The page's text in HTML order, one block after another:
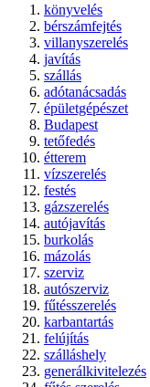
könyvelés
bérszámfejtés
villanyszerelés
javítás
szállás
adótanácsadás
épületgépészet
Budapest
tetőfedés
étterem
vízszerelés
festés
gázszerelés
autójavítás
burkolás
mázolás
szerviz
autószerviz
fűtésszerelés
karbantartás
felújítás
szálláshely
generálkivitelezés